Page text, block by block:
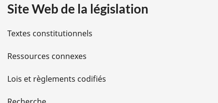
i
l
s
d
e
Site Web de la législation
Textes constitutionnels
Ressources connexes
Lois et règlements codifiés